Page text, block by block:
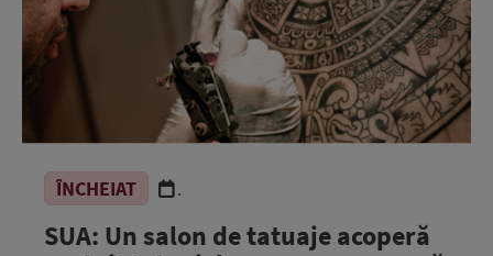
ÎNCHEIAT .
SUA: Un salon de tatuaje acoperă